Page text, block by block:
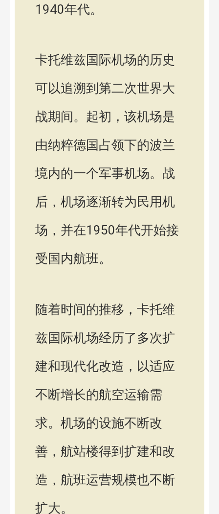
1940年代。
卡托维兹国际机场的历史
可以追溯到第二次世界大
战期间。起初，该机场是
由纳粹德国占领下的波兰
境内的一个军事机场。战
后，机场逐渐转为民用机
场，并在1950年代开始接
受国内航班。
随着时间的推移，卡托维
兹国际机场经历了多次扩
建和现代化改造，以适应
不断增长的航空运输需
求。机场的设施不断改
善，航站楼得到扩建和改
造，航班运营规模也不断
扩大。